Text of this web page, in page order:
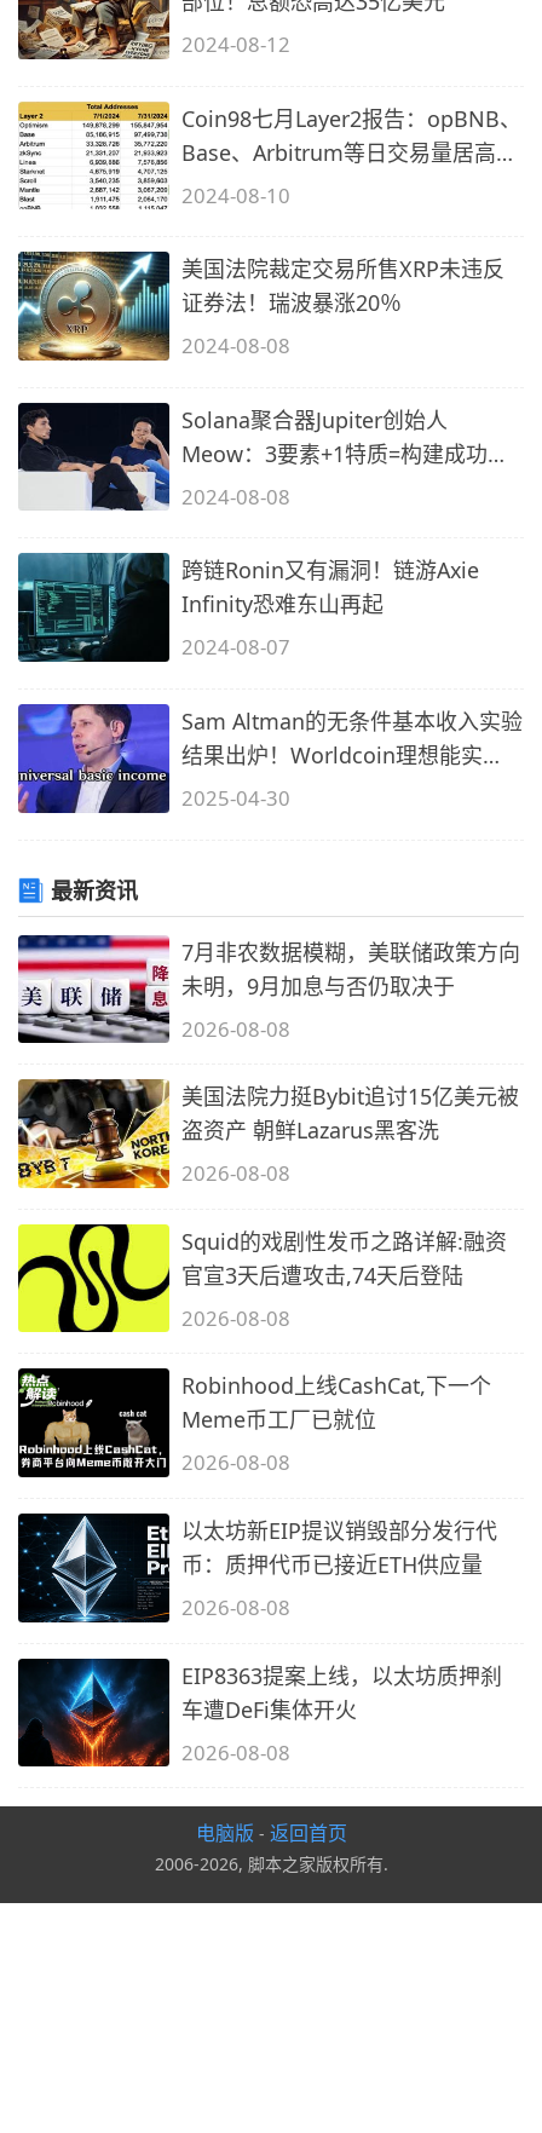
2024-08-12
Coin98七月Layer2报告：opBNB、
Base、Arbitrum等日交易量居高不
下
2024-08-10
美国法院裁定交易所售XRP未违反
证券法！瑞波暴涨20％
2024-08-08
Solana聚合器Jupiter创始人
Meow：3要素+1特质=构建成功社
群方式
2024-08-08
跨链Ronin又有漏洞！链游Axie
Infinity恐难东山再起
2024-08-07
Sam Altman的无条件基本收入实验
结果出炉！Worldcoin理想能实
现？
2025-04-30
最新资讯
7月非农数据模糊，美联储政策方向
未明，9月加息与否仍取决于
2026-08-08
美国法院力挺Bybit追讨15亿美元被
盗资产 朝鲜Lazarus黑客洗
2026-08-08
Squid的戏剧性发币之路详解:融资
官宣3天后遭攻击,74天后登陆
2026-08-08
Robinhood上线CashCat,下一个
Meme币工厂已就位
2026-08-08
以太坊新EIP提议销毁部分发行代
币：质押代币已接近ETH供应量
2026-08-08
EIP8363提案上线，以太坊质押刹
车遭DeFi集体开火
2026-08-08
电脑版 - 返回首页
2006-2026, 脚本之家版权所有.